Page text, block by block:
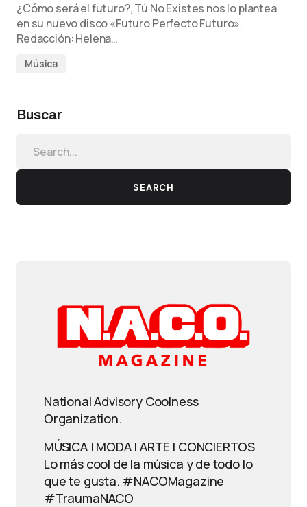
¿Cómo será el futuro?, Tú No Existes nos lo plantea
en su nuevo disco «Futuro Perfecto Futuro».
Redacción: Helena…
Música
Buscar
SEARCH
National Advisory Coolness
Organization.
MÚSICA | MODA | ARTE | CONCIERTOS
Lo más cool de la música y de todo lo
que te gusta. #NACOMagazine
#TraumaNACO